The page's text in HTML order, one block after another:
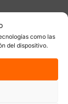
como las
del dispositivo.